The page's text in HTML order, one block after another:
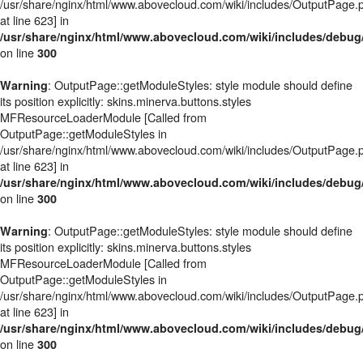
/usr/share/nginx/html/www.abovecloud.com/wiki/includes/
at line 623] in
/usr/share/nginx/html/www.abovecloud.com/wiki/includes/
on line 300
Warning: OutputPage::getModuleStyles: style module should define
its position explicitly: skins.minerva.buttons.styles
MFResourceLoaderModule [Called from
OutputPage::getModuleStyles in
/usr/share/nginx/html/www.abovecloud.com/wiki/includes/
at line 623] in
/usr/share/nginx/html/www.abovecloud.com/wiki/includes/
on line 300
Warning: OutputPage::getModuleStyles: style module should define
its position explicitly: skins.minerva.buttons.styles
MFResourceLoaderModule [Called from
OutputPage::getModuleStyles in
/usr/share/nginx/html/www.abovecloud.com/wiki/includes/
at line 623] in
/usr/share/nginx/html/www.abovecloud.com/wiki/includes/
on line 300